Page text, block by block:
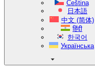
Čeština
日本語
中文 (简体)
हिंदी
한국어
Українська